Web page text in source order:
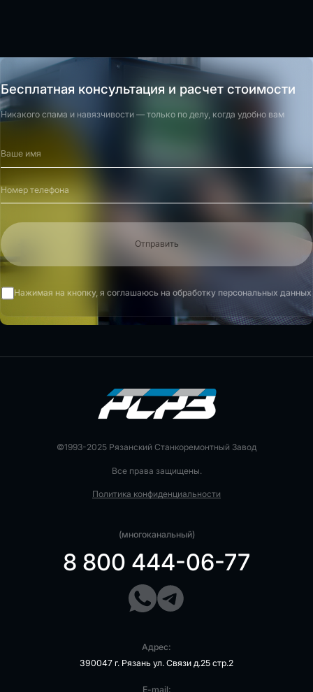
Бесплатная консультация и расчет стоимости
Никакого спама и навязчивости — только по делу, когда удобно вам
Отправить
Нажимая на кнопку, я соглашаюсь на обработку персональных данных
©1993-2025 Рязанский Станкоремонтный Завод
Все права защищены.
Политика конфиденциальности
(многоканальный)
8 800 444-06-77
Адрес:
390047 г. Рязань ул. Связи д.25 стр.2
E-mail: